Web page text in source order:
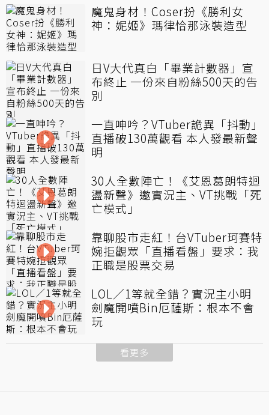
魔鬼身材！Coser扮《勝利女
神：妮姬》瑪律恰那泳裝造型
日V大代真白「畢業計數器」宣
布終止 一份來自粉絲500天的告
別
一直呻吟？VTuber詭異「抖動」
直播破130萬觀看 本人發最新聲
明
30人全數陣亡！《艾恩葛朗特迴
盪新聲》邀實況主、VT挑戰「死
亡模式」
靠聊股市走紅！台VTuber珂賽特
婉拒觀眾「直播看盤」要求：我
正職是股票交易
LOL／1等就全錯？實況主小明
劍魔開噴Bin厄薩斯：根本不會
玩
看更多